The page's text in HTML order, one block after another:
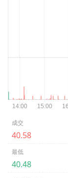
成交
40.58
最低
40.48